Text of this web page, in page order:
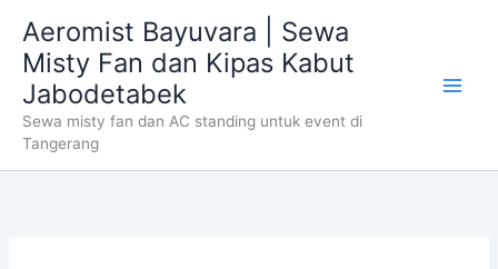
content
Aeromist Bayuvara | Sewa
Misty Fan dan Kipas Kabut
Jabodetabek
Sewa misty fan dan AC standing untuk event di
Tangerang